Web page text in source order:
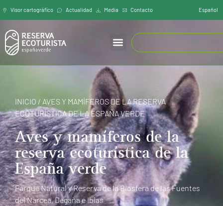
Visor cartográfíco Actualidad Media Contacto Español
INICIO / AVES Y MAMÍFEROS DE LA RESERVA
ECOTURÍSTICA DE LA ESPAÑA VERDE
Aves y mamíferos de la
reserva ecoturística de la
España verde
Parque Natural y Reserva de la Biosfera de las Fuentes
del Narcea, Degaña e Ibias